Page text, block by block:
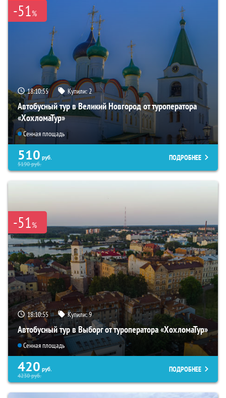
-51%
18:10:54 Купили:2
Автобусный тур в Великий Новгород от туроператора
«ХохломаТур»
Сенная площадь
510 руб.
5190руб.
ПОДРОБНЕЕ
-51%
18:10:54 Купили:9
Автобусный тур в Выборг от туроператора «ХохломаТур»
Сенная площадь
420 руб.
4230руб.
ПОДРОБНЕЕ